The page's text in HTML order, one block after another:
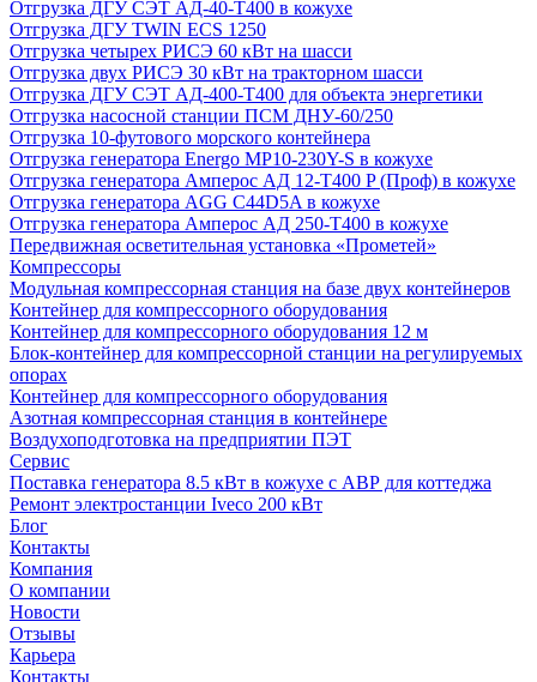
Отгрузка ДГУ СЭТ АД-40-Т400 в кожухе
Отгрузка ДГУ TWIN ECS 1250
Отгрузка четырех РИСЭ 60 кВт на шасси
Отгрузка двух РИСЭ 30 кВт на тракторном шасси
Отгрузка ДГУ СЭТ АД-400-Т400 для объекта энергетики
Отгрузка насосной станции ПСМ ДНУ-60/250
Отгрузка 10-футового морского контейнера
Отгрузка генератора Energo MP10-230Y-S в кожухе
Отгрузка генератора Амперос АД 12-Т400 P (Проф) в кожухе
Отгрузка генератора AGG C44D5A в кожухе
Отгрузка генератора Амперос АД 250-Т400 в кожухе
Передвижная осветительная установка «Прометей»
Компрессоры
Модульная компрессорная станция на базе двух контейнеров
Контейнер для компрессорного оборудования
Контейнер для компрессорного оборудования 12 м
Блок-контейнер для компрессорной станции на регулируемых
опорах
Контейнер для компрессорного оборудования
Азотная компрессорная станция в контейнере
Воздухоподготовка на предприятии ПЭТ
Сервис
Поставка генератора 8.5 кВт в кожухе с АВР для коттеджа
Ремонт электростанции Iveco 200 кВт
Блог
Контакты
Компания
О компании
Новости
Отзывы
Карьера
Контакты